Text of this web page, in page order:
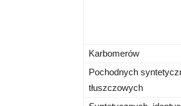
Karbomerów
Pochodnych
tłuszczowych